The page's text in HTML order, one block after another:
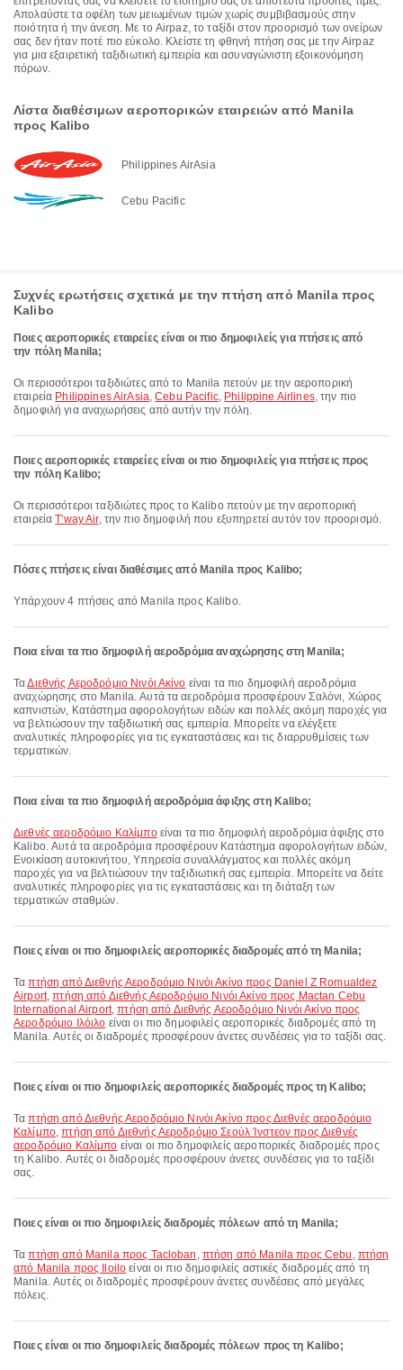
Απολαύστε τα οφέλη των μειωμένων τιμών χωρίς συμβιβασμούς στην
ποιότητα ή την άνεση. Με το Airpaz, το ταξίδι στον προορισμό των ονείρων
σας δεν ήταν ποτέ πιο εύκολο. Κλείστε τη φθηνή πτήση σας με την Airpaz
για μια εξαιρετική ταξιδιωτική εμπειρία και ασυναγώνιστη εξοικονόμηση
πόρων.
Λίστα διαθέσιμων αεροπορικών εταιρειών από Manila
προς Kalibo
Philippines AirAsia
Cebu Pacific
Συχνές ερωτήσεις σχετικά με την πτήση από Manila προς
Kalibo
Ποιες αεροπορικές εταιρείες είναι οι πιο δημοφιλείς για πτήσεις από
την πόλη Manila;
Οι περισσότεροι ταξιδιώτες από το Manila πετούν με την αεροπορική
εταιρεία Philippines AirAsia,Cebu Pacific, Philippine Airlines, την πιο
δημοφιλή για αναχωρήσεις από αυτήν την πόλη.
Ποιες αεροπορικές εταιρείες είναι οι πιο δημοφιλείς για πτήσεις προς
την πόλη Kalibo;
Οι περισσότεροι ταξιδιώτες προς το Kalibo πετούν με την αεροπορική
εταιρείαT'way Air, την πιο δημοφιλή που εξυπηρετεί αυτόν τον προορισμό.
Πόσες πτήσεις είναι διαθέσιμες από Manila προς Kalibo;
Υπάρχουν 4 πτήσεις από Manila προς Kalibo.
Ποια είναι τα πιο δημοφιλή αεροδρόμια αναχώρησης στη Manila;
ΤαΔιεθνής Αεροδρόμιο Νινόι Ακίνο είναι τα πιο δημοφιλή αεροδρόμια
αναχώρησης στο Manila. Αυτά τα αεροδρόμια προσφέρουν Σαλόνι, Χώρος
καπνιστών, Κατάστημα αφορολογήτων ειδών και πολλές ακόμη παροχές για
να βελτιώσουν την ταξιδιωτική σας εμπειρία. Μπορείτε να ελέγξετε
αναλυτικές πληροφορίες για τις εγκαταστάσεις και τις διαρρυθμίσεις των
τερματικών.
Ποια είναι τα πιο δημοφιλή αεροδρόμια άφιξης στη Kalibo;
Διεθνές αεροδρόμιο Καλίμποείναι τα πιο δημοφιλή αεροδρόμια άφιξης στο
Kalibo. Αυτά τα αεροδρόμια προσφέρουν Κατάστημα αφορολογήτων ειδών,
Ενοικίαση αυτοκινήτου, Υπηρεσία συναλλάγματος και πολλές ακόμη
παροχές για να βελτιώσουν την ταξιδιωτική σας εμπειρία. Μπορείτε να δείτε
αναλυτικές πληροφορίες για τις εγκαταστάσεις και τη διάταξη των
τερματικών σταθμών.
Ποιες είναι οι πιο δημοφιλείς αεροπορικές διαδρομές από τη Manila;
Ταπτήση από Διεθνής Αεροδρόμιο Νινόι Ακίνο προς Daniel Z Romualdez
Airport,πτήση από Διεθνής Αεροδρόμιο Νινόι Ακίνο προς Mactan Cebu
International Airport,πτήση από Διεθνής Αεροδρόμιο Νινόι Ακίνο προς
Αεροδρόμιο Ιλόιλο είναι οι πιο δημοφιλείς αεροπορικές διαδρομές από τη
Manila. Αυτές οι διαδρομές προσφέρουν άνετες συνδέσεις για το ταξίδι σας.
Ποιες είναι οι πιο δημοφιλείς αεροπορικές διαδρομές προς τη Kalibo;
Ταπτήση από Διεθνής Αεροδρόμιο Νινόι Ακίνο προς Διεθνές αεροδρόμιο
Καλίμπο,πτήση από Διεθνής Αεροδρόμιο Σεούλ Ίνστεον προς Διεθνές
αεροδρόμιο Καλίμπο είναι οι πιο δημοφιλείς αεροπορικές διαδρομές προς
τη Kalibo. Αυτές οι διαδρομές προσφέρουν άνετες συνδέσεις για το ταξίδι
σας.
Ποιες είναι οι πιο δημοφιλείς διαδρομές πόλεων από τη Manila;
Ταπτήση από Manila προς Tacloban , πτήση από Manila προς Cebu , πτήση
από Manila προς Iloilo είναι οι πιο δημοφιλείς αστικές διαδρομές από τη
Manila. Αυτές οι διαδρομές προσφέρουν άνετες συνδέσεις από μεγάλες
πόλεις.
Ποιες είναι οι πιο δημοφιλείς διαδρομές πόλεων προς τη Kalibo;